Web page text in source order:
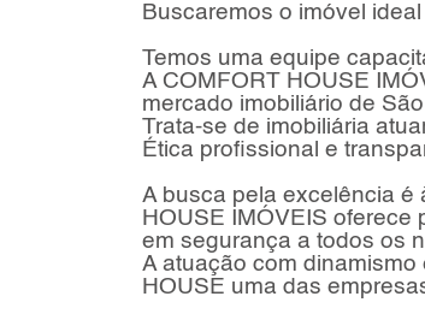
Buscaremos o imóvel
Temos uma equipe
A COMFORT HOUSE
mercado imobiliário de
Trata-se de imobiliária
Ética profissional e
A busca pela excelência é
HOUSE IMÓVEIS
em segurança a todos os
A atuação com
HOUSE uma das